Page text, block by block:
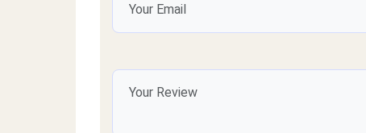
بلبن م محتاج وصف اصلا
mohamedHany